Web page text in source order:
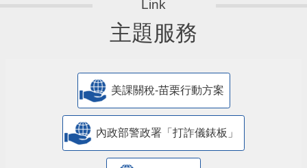
主題服務
美課關稅-苗栗行動方案
內政部警政署「打詐儀錶板」